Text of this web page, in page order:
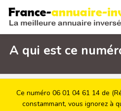
A qui est ce
Ce numéro 06 01 04 61 14 de
constammant, vous ignorez à